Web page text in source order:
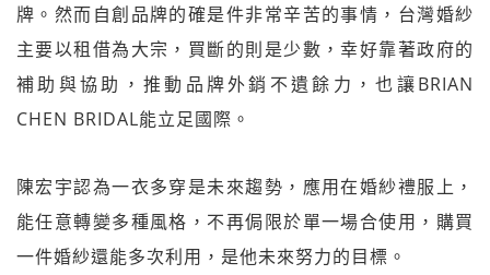
牌。然而自創品牌的確是件非常辛苦的事情，台灣婚紗
主要以租借為大宗，買斷的則是少數，幸好靠著政府的
補助與協助，推動品牌外銷不遺餘力，也讓BRIAN
CHEN BRIDAL能立足國際。
陳宏宇認為一衣多穿是未來趨勢，應用在婚紗禮服上，
能任意轉變多種風格，不再侷限於單一場合使用，購買
一件婚紗還能多次利用，是他未來努力的目標。